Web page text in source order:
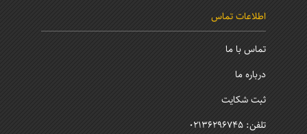
اطلاعات تماس
تماس با ما
درباره ما
ثبت شکایت
تلفن: 02136296745